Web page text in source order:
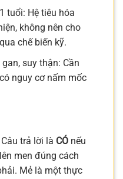
tuổi: Hệ tiêu hóa
không nên cho
chế biến kỹ.
suy thận: Cần
nguy cơ nấm mốc
trả lời là CÓ nếu
men đúng cách
Mẻ là một thực